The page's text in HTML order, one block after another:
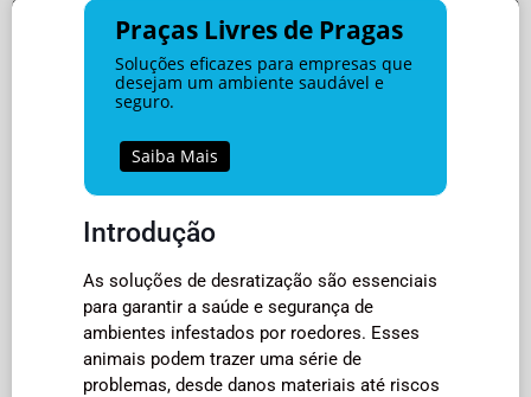
Praças Livres de Pragas
Soluções eficazes para empresas que
desejam um ambiente saudável e
seguro.
Saiba Mais
Introdução
As soluções de desratização são essenciais
para garantir a saúde e segurança de
ambientes infestados por roedores. Esses
animais podem trazer uma série de
problemas, desde danos materiais até riscos